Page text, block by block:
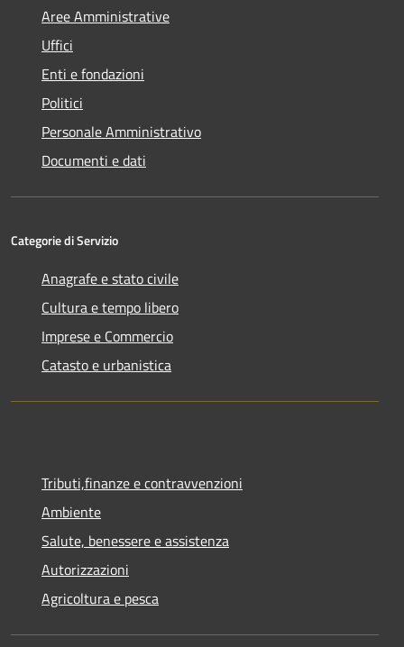
Aree Amministrative
Uffici
Enti e fondazioni
Politici
Personale Amministrativo
Documenti e dati
Categorie di Servizio
Anagrafe e stato civile
Cultura e tempo libero
Imprese e Commercio
Catasto e urbanistica
Tributi,finanze e contravvenzioni
Ambiente
Salute, benessere e assistenza
Autorizzazioni
Agricoltura e pesca